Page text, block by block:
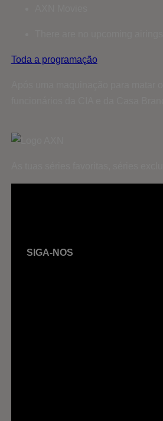
Toda a programação
SIGA-NOS